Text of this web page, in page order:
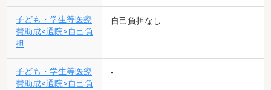
子ども・学生等医療
費助成<通院>自己負
担
自己負担なし
子ども・学生等医療
費助成<通院>自己負
-